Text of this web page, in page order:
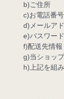
b)ご住所
c)お電話番号
d)メールア
e)パスワード
f)配送先情報
g)当ショッ
h)上記を組